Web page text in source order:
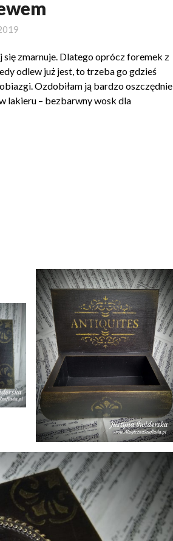
zmarnuje. Dlatego oprócz foremek z
odlew już jest, to trzeba go gdzieś
Ozdobiłam ją bardzo oszczędnie,
lakieru – bezbarwny wosk dla